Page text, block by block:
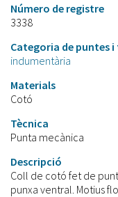
Número de registre
3338
Categoria de puntes
indumentària
Materials
Cotó
Tècnica
Punta mecànica
Descripció
Coll de cotó fet de
punxa ventral. Motius